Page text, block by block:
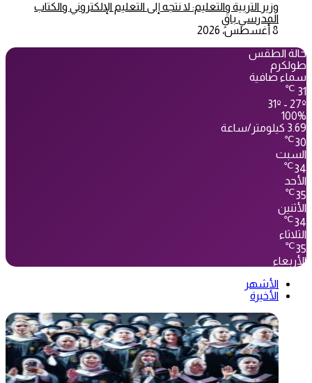
وزير التربية والتعليم: لا نتجه إلى التعليم الإلكتروني والكتاب
المدرسي باقٍ
8 أغسطس، 2026
حالة الطقس
طولكرم
سماء صافية
31
℃
31º - 27º
100%
3.69 كيلومتر/ساعة
30
℃
السبت
34
℃
الأحد
35
℃
الأثنين
34
℃
الثلاثاء
35
℃
الأربعاء
الأشهر
الأخيرة